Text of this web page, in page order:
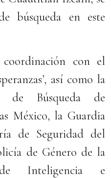
búsqueda en este
con el
así como la
de Búsqueda de
México, la Guardia
de Seguridad del
de Género de la
Inteligencia e